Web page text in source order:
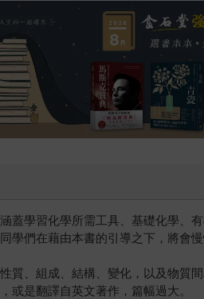
蓋學習化學所需工具、基礎化學、
學們在藉由本書的引導之下，將會
質、組成、結構、變化，以及物質
或是翻譯自英文著作，篇幅過大。